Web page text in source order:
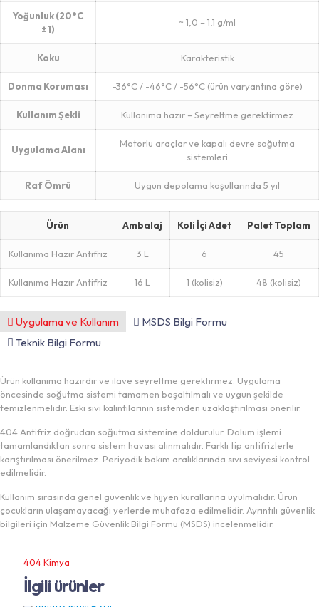
Yoğunluk (20°C
±1)
~ 1,0 – 1,1 g/ml
Koku Karakteristik
Donma Koruması -36°C / -46°C / -56°C (ürün varyantına göre)
Kullanım Şekli Kullanıma hazır – Seyreltme gerektirmez
Uygulama Alanı
Motorlu araçlar ve kapalı devre soğutma
sistemleri
Raf Ömrü Uygun depolama koşullarında 5 yıl
Ürün Ambalaj Koli İçi Adet Palet Toplam
Kullanıma Hazır Antifriz 3 L 6 45
Kullanıma Hazır Antifriz 16 L 1 (kolisiz) 48 (kolisiz)
Uygulama ve Kullanım
MSDS Bilgi Formu
Teknik Bilgi Formu
Ürün kullanıma hazırdır ve ilave seyreltme gerektirmez. Uygulama
öncesinde soğutma sistemi tamamen boşaltılmalı ve uygun şekilde
temizlenmelidir. Eski sıvı kalıntılarının sistemden uzaklaştırılması önerilir.
404 Antifriz doğrudan soğutma sistemine doldurulur. Dolum işlemi
tamamlandıktan sonra sistem havası alınmalıdır. Farklı tip antifrizlerle
karıştırılması önerilmez. Periyodik bakım aralıklarında sıvı seviyesi kontrol
edilmelidir.
Kullanım sırasında genel güvenlik ve hijyen kurallarına uyulmalıdır. Ürün
çocukların ulaşamayacağı yerlerde muhafaza edilmelidir. Ayrıntılı güvenlik
bilgileri için Malzeme Güvenlik Bilgi Formu (MSDS) incelenmelidir.
404 Kimya
İlgili ürünler